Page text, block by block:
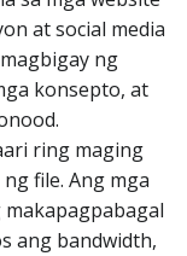
at social media
ng
konsepto, at
ring maging
file. Ang mga
ang bandwidth,